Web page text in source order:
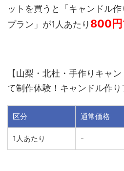
ットを買うと「キャンドル
プラン」が1人あたり 800円
【山梨・北杜・手作りキャ
て制作体験！キャンドル作り
区分 通常価格
1人あたり -